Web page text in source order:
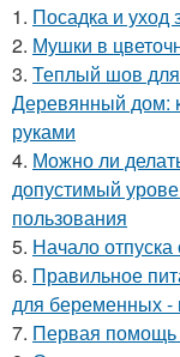
1. Посадка и уход
2. Мушки в
3. Теплый шов
Деревянный дом:
руками
4. Можно ли
допустимый
пользования
5. Начало
6. Правильное
для беременных -
7. Первая помощь